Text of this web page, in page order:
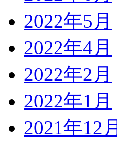
2022年5月
2022年4月
2022年2月
2022年1月
2021年12月